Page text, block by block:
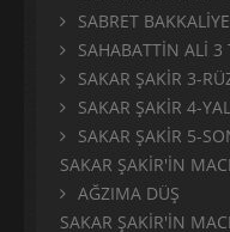
SABRET
SAHABATTİN ALİ 3
SAKAR ŞAKİR 3-
SAKAR ŞAKİR 4-
SAKAR ŞAKİR 5-
SAKAR ŞAKİR'İN
AĞZIMA DÜŞ
SAKAR ŞAKİR'İN